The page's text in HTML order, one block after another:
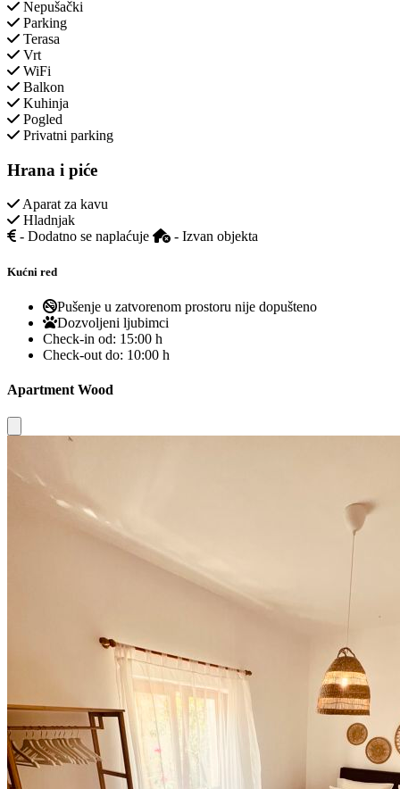
Nepušački
Parking
Terasa
Vrt
WiFi
Balkon
Kuhinja
Pogled
Privatni parking
Hrana i piće
Aparat za kavu
Hladnjak
- Dodatno se naplaćuje
- Izvan objekta
Kućni red
Pušenje u zatvorenom prostoru nije dopušteno
Dozvoljeni ljubimci
Check-in od: 15:00 h
Check-out do: 10:00 h
Apartment Wood
Close modal